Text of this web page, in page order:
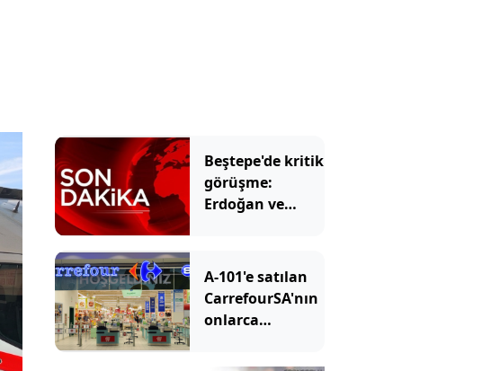
Beştepe'de kritik
görüşme:
Erdoğan ve
A-101'e satılan
CarrefourSA'nın
onlarca
karar verildi